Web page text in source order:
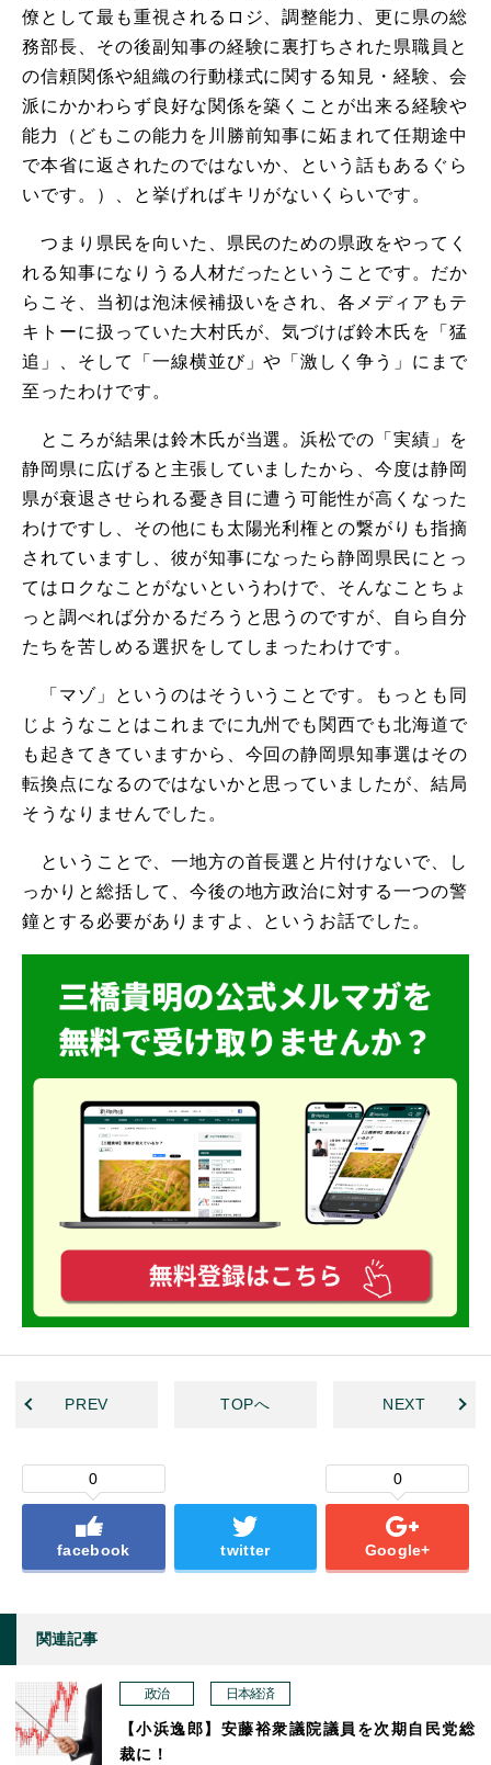
僚として最も重視されるロジ、調整能力、更に県の総
務部長、その後副知事の経験に裏打ちされた県職員と
の信頼関係や組織の行動様式に関する知見・経験、会
派にかかわらず良好な関係を築くことが出来る経験や
能力（どもこの能力を川勝前知事に妬まれて任期途中
で本省に返されたのではないか、という話もあるぐら
いです。）、と挙げればキリがないくらいです。
つまり県民を向いた、県民のための県政をやってく
れる知事になりうる人材だったということです。だか
らこそ、当初は泡沫候補扱いをされ、各メディアもテ
キトーに扱っていた大村氏が、気づけば鈴木氏を「猛
追」、そして「一線横並び」や「激しく争う」にまで
至ったわけです。
ところが結果は鈴木氏が当選。浜松での「実績」を
静岡県に広げると主張していましたから、今度は静岡
県が衰退させられる憂き目に遭う可能性が高くなった
わけですし、その他にも太陽光利権との繋がりも指摘
されていますし、彼が知事になったら静岡県民にとっ
てはロクなことがないというわけで、そんなことちょ
っと調べれば分かるだろうと思うのですが、自ら自分
たちを苦しめる選択をしてしまったわけです。
「マゾ」というのはそういうことです。もっとも同
じようなことはこれまでに九州でも関西でも北海道で
も起きてきていますから、今回の静岡県知事選はその
転換点になるのではないかと思っていましたが、結局
そうなりませんでした。
ということで、一地方の首長選と片付けないで、し
っかりと総括して、今後の地方政治に対する一つの警
鐘とする必要がありますよ、というお話でした。
PREV TOPへ NEXT
0
facebook twitter
0
Google+
関連記事
政治 日本経済
【小浜逸郎】安藤裕衆議院議員を次期自民党総
裁に！